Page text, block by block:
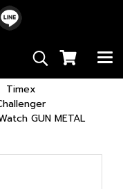
Timex
GUN METAL